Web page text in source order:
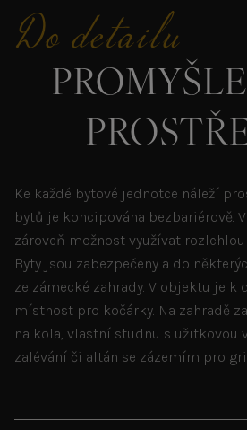
Do detailu
Ke každé bytové jednotce náleží
bytů je koncipována bezbariérově.
zároveň možnost využívat rozlehlou
Byty jsou zabezpečeny a do
ze zámecké zahrady. V objektu je k
místnost pro kočárky. Na zahradě
na kola, vlastní studnu s užitkovou
zalévání či altán se zázemím pro